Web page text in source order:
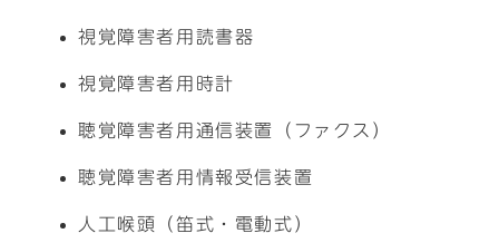
視覚障害者用読書器
視覚障害者用時計
聴覚障害者用通信装置（ファクス）
聴覚障害者用情報受信装置
人工喉頭（笛式・電動式）